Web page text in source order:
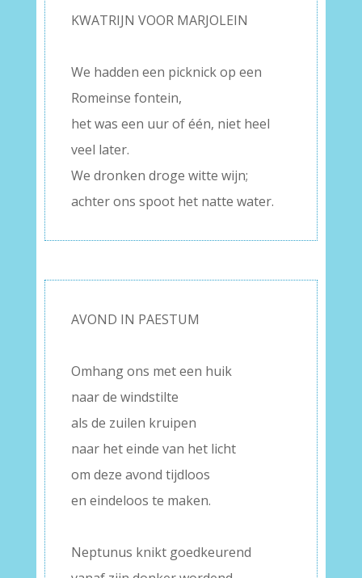
KWATRIJN VOOR MARJOLEIN
We hadden een picknick op een
Romeinse fontein,
het was een uur of één, niet heel
veel later.
We dronken droge witte wijn;
achter ons spoot het natte water.
AVOND IN PAESTUM
Omhang ons met een huik
naar de windstilte
als de zuilen kruipen
naar het einde van het licht
om deze avond tijdloos
en eindeloos te maken.
Neptunus knikt goedkeurend